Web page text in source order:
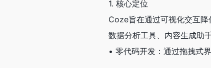
1. 核心定位
Coze旨在通过可视化交互降
数据分析工具、内容生成助
• 零代码开发：通过拖拽式